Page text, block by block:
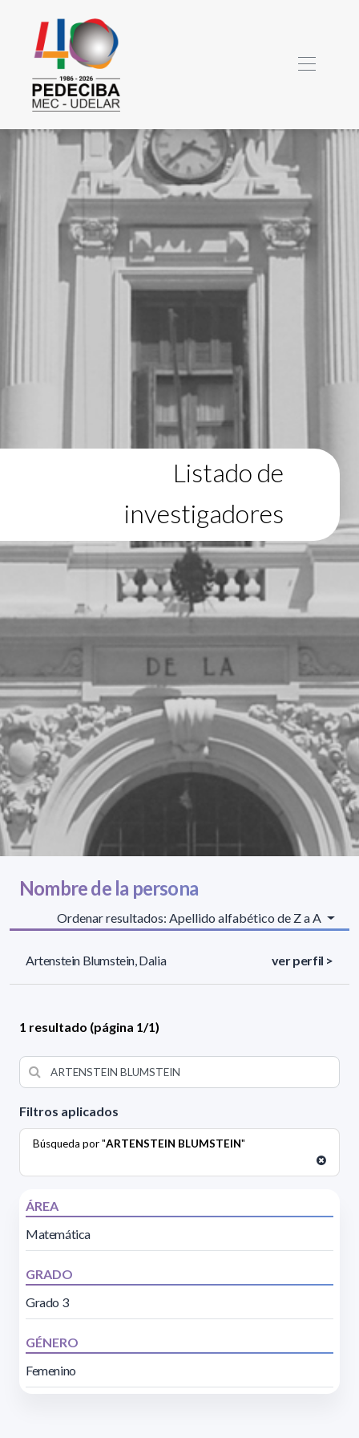
Listado de
investigadores
Filtros aplicados
Búsqueda por "ARTENSTEIN BLUMSTEIN"
ÁREA
Matemática
GRADO
Grado 3
GÉNERO
Femenino
Nombre de la persona
Ordenar resultados: Apellido alfabético de Z a A
Artenstein Blumstein, Dalia ver perfil >
1 resultado (página 1/1)